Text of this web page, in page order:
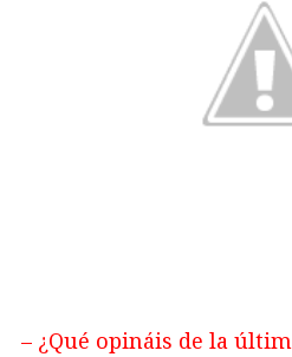
– ¿Qué opináis de la